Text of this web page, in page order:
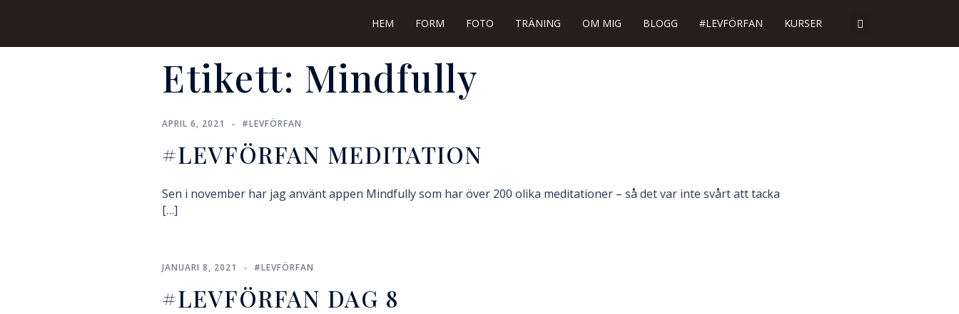
HEM FORM FOTO TRÄNING OM MIG BLOGG #LEVFÖRFAN KURSER
Etikett: Mindfully
APRIL 6, 2021 #LEVFÖRFAN
#LEVFÖRFAN MEDITATION
Sen i november har jag använt appen Mindfully som har över 200 olika meditationer – så det var inte svårt att tacka
[…]
JANUARI 8, 2021 #LEVFÖRFAN
#LEVFÖRFAN DAG 8